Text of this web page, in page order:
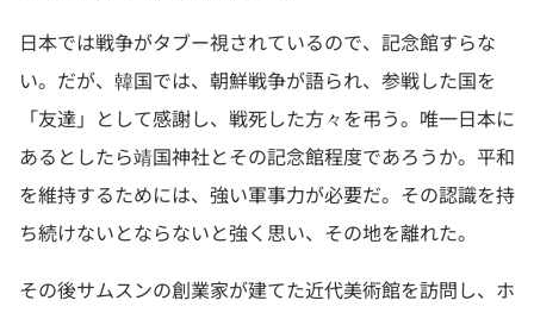
日本では戦争がタブー視されているので、記念館すらな
い。だが、韓国では、朝鮮戦争が語られ、参戦した国を
「友達」として感謝し、戦死した方々を弔う。唯一日本に
あるとしたら靖国神社とその記念館程度であろうか。平和
を維持するためには、強い軍事力が必要だ。その認識を持
ち続けないとならないと強く思い、その地を離れた。
その後サムスンの創業家が建てた近代美術館を訪問し、ホ